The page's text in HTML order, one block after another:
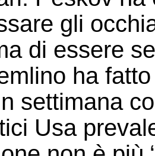
gli
di essere
ha
settimana
Usa